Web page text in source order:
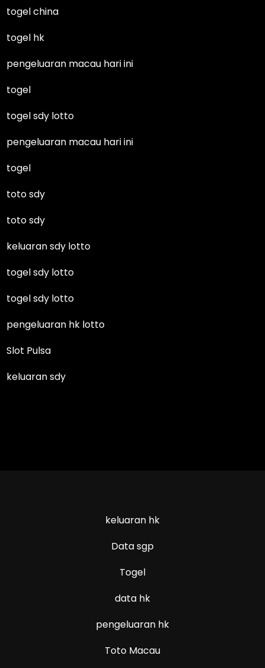
togel china
togel hk
pengeluaran macau hari ini
togel
togel sdy lotto
pengeluaran macau hari ini
togel
toto sdy
toto sdy
keluaran sdy lotto
togel sdy lotto
togel sdy lotto
pengeluaran hk lotto
Slot Pulsa
keluaran sdy
keluaran hk
Data sgp
Togel
data hk
pengeluaran hk
Toto Macau